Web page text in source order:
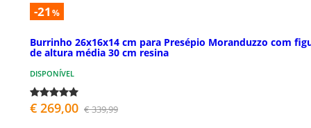
-21 %
Burrinho 26x16x14 cm para Presépio Moranduzzo com
de altura média 30 cm resina
DISPONÍVEL
€ 269,00 € 339,99